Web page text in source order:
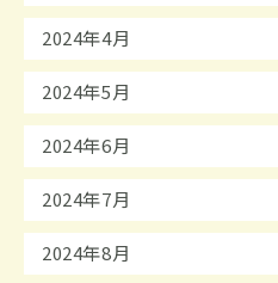
2024年4月
2024年5月
2024年6月
2024年7月
2024年8月